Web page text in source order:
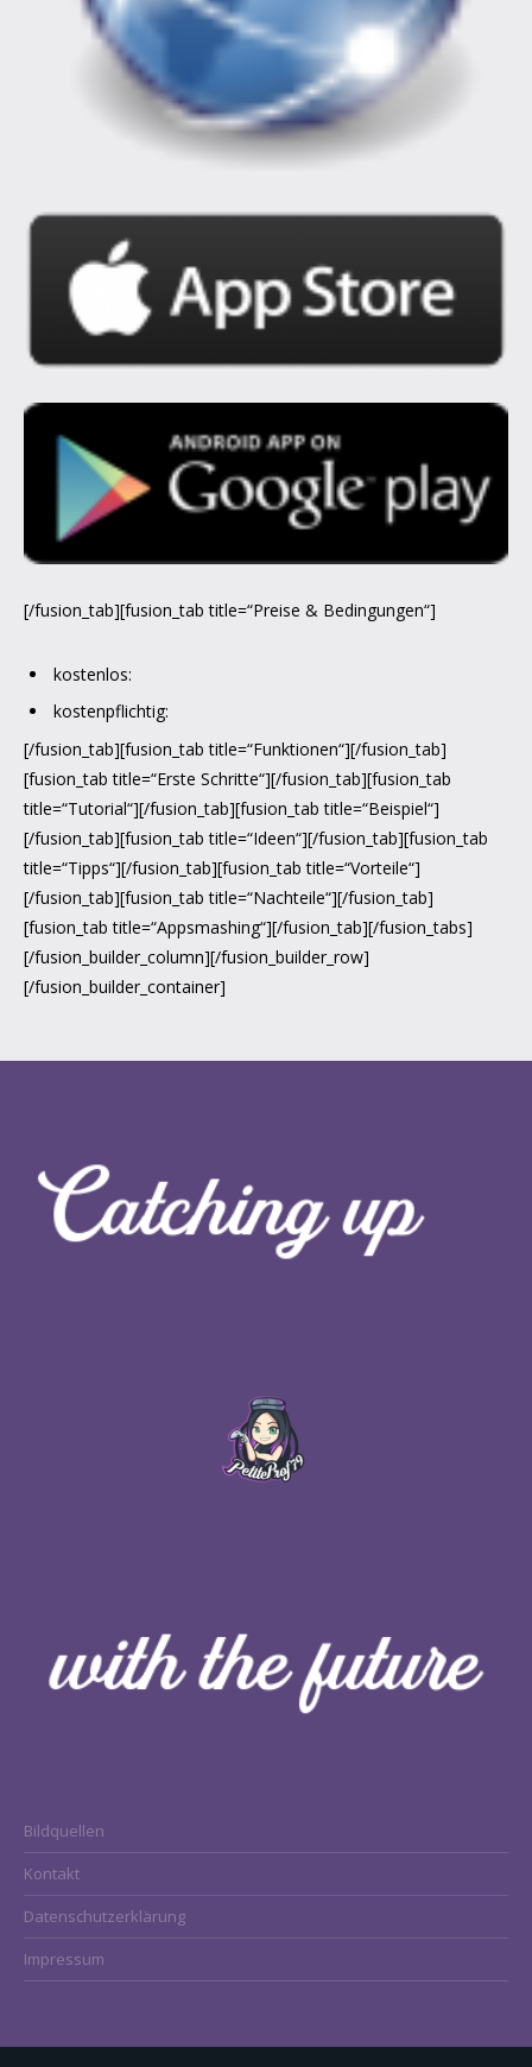
[/fusion_tab][fusion_tab title=“Preise & Bedingungen“]
kostenlos:
kostenpflichtig:
[/fusion_tab][fusion_tab title=“Funktionen“][/fusion_tab]
[fusion_tab title=“Erste Schritte“][/fusion_tab][fusion_tab
title=“Tutorial“][/fusion_tab][fusion_tab title=“Beispiel“]
[/fusion_tab][fusion_tab title=“Ideen“][/fusion_tab][fusion_tab
title=“Tipps“][/fusion_tab][fusion_tab title=“Vorteile“]
[/fusion_tab][fusion_tab title=“Nachteile“][/fusion_tab]
[fusion_tab title=“Appsmashing“][/fusion_tab][/fusion_tabs]
[/fusion_builder_column][/fusion_builder_row]
[/fusion_builder_container]
Bildquellen
Kontakt
Datenschutzerklärung
Impressum